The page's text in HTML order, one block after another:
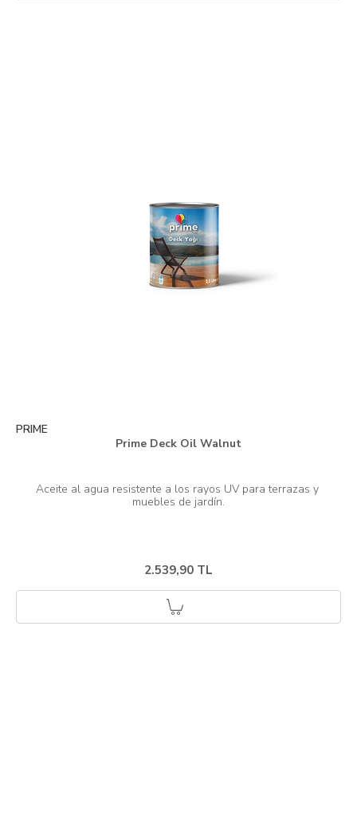
PRIME
Prime Deck Oil Walnut
Aceite al agua resistente a los rayos UV para terrazas y
2.539,90 TL